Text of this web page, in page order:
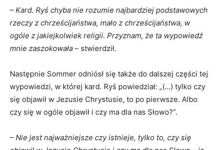
– Kard. Ryś chyba nie rozumie najbardziej podstawowych
rzeczy z chrześcijaństwa, mało z chrześcijaństwa, w
ogóle z jakiejkolwiek religii. Przyznam, że ta wypowiedź
mnie zaszokowała – stwierdził.
Następnie Sommer odniósł się także do dalszej części tej
wypowiedzi, w której kard. Ryś powiedział: „(…) tylko czy
się objawił w Jezusie Chrystusie, to po pierwsze. Albo
czy się w ogóle objawił i czy ma dla nas Słowo?”.
– Nie jest najważniejsze czy istnieje, tylko to, czy się